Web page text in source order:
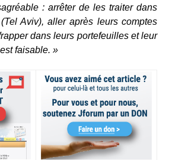
: arrêter de les traiter dans
Aviv), aller après leurs comptes
dans leurs portefeuilles et leur
faisable. »